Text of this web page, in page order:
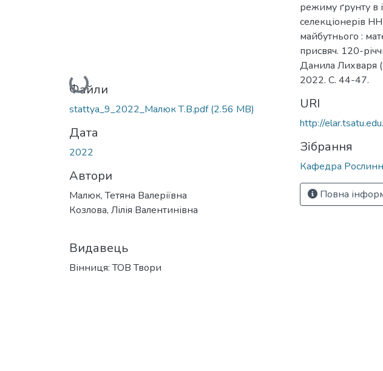
Вантажиться...
Файли
stattya_9_2022_Maлюк Т.В.pdf(2.56 MB)
Дата
2022
Автори
Малюк, Тетяна Валеріївна
Козлова, Лілія Валентинівна
Видавець
Вінниця: ТОВ Твори
режиму ґрунту в
селекціонерів
майбутнього :
присвяч. 120-
Данила Лихваря
2022. С. 44-47.
URI
http://
Зібрання
Кафедра
Повна